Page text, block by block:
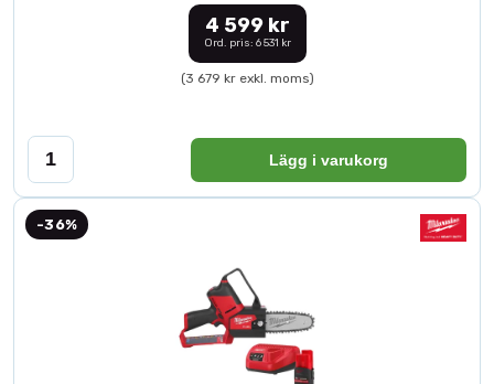
4 599 kr
Ord. pris: 6 531 kr
(3 679 kr exkl. moms)
Lägg i varukorg
-36%